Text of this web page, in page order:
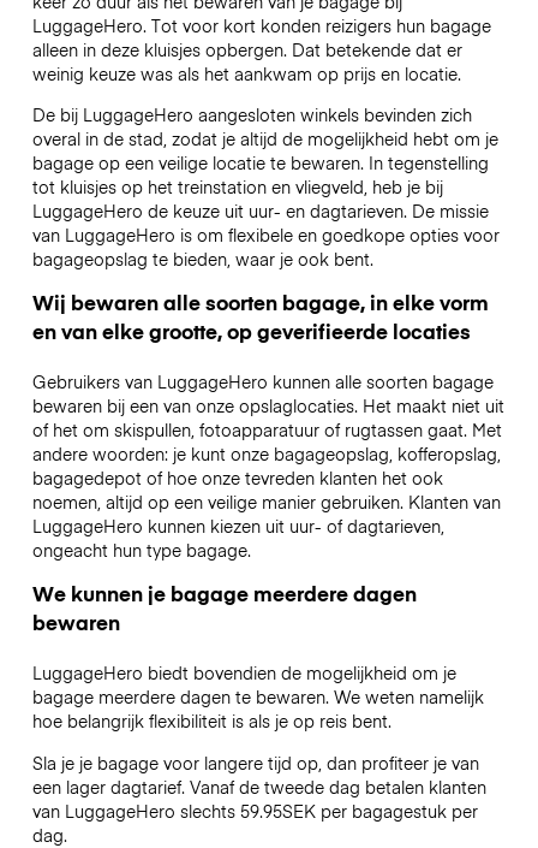
LuggageHero. Tot voor kort konden reizigers hun bagage
alleen in deze kluisjes opbergen. Dat betekende dat er
weinig keuze was als het aankwam op prijs en locatie.
De bij LuggageHero aangesloten winkels bevinden zich
overal in de stad, zodat je altijd de mogelijkheid hebt om je
bagage op een veilige locatie te bewaren. In tegenstelling
tot kluisjes op het treinstation en vliegveld, heb je bij
LuggageHero de keuze uit uur- en dagtarieven. De missie
van LuggageHero is om flexibele en goedkope opties voor
bagageopslag te bieden, waar je ook bent.
Wij bewaren alle soorten bagage, in elke vorm
en van elke grootte, op geverifieerde locaties
Gebruikers van LuggageHero kunnen alle soorten bagage
bewaren bij een van onze opslaglocaties. Het maakt niet uit
of het om skispullen, fotoapparatuur of rugtassen gaat. Met
andere woorden: je kunt onze bagageopslag, kofferopslag,
bagagedepot of hoe onze tevreden klanten het ook
noemen, altijd op een veilige manier gebruiken. Klanten van
LuggageHero kunnen kiezen uit uur- of dagtarieven,
ongeacht hun type bagage.
We kunnen je bagage meerdere dagen
bewaren
LuggageHero biedt bovendien de mogelijkheid om je
bagage meerdere dagen te bewaren. We weten namelijk
hoe belangrijk flexibiliteit is als je op reis bent.
Sla je je bagage voor langere tijd op, dan profiteer je van
een lager dagtarief. Vanaf de tweede dag betalen klanten
van LuggageHero slechts 59.95SEK per bagagestuk per
dag.